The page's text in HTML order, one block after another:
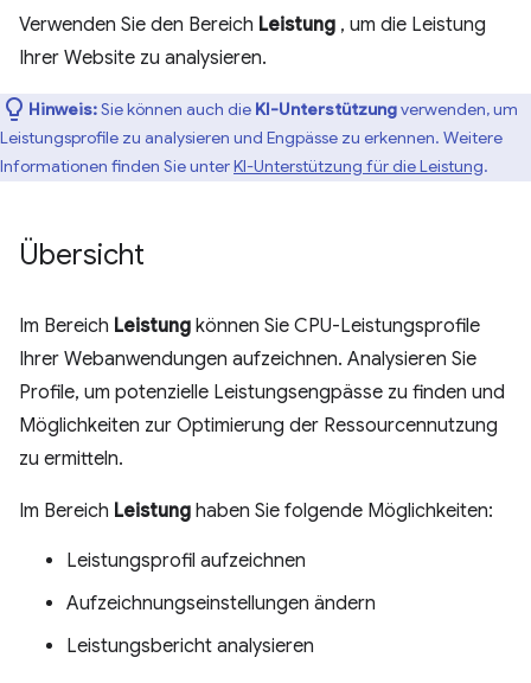
Verwenden Sie den Bereich Leistung , um die Leistung
Ihrer Website zu analysieren.
Hinweis:Sie können auch die KI-Unterstützungverwenden, um
Leistungsprofile zu analysieren und Engpässe zu erkennen. Weitere
Informationen finden Sie unterKI-Unterstützung für die Leistung.
Übersicht
Im Bereich Leistung können Sie CPU-Leistungsprofile
Ihrer Webanwendungen aufzeichnen. Analysieren Sie
Profile, um potenzielle Leistungsengpässe zu finden und
Möglichkeiten zur Optimierung der Ressourcennutzung
zu ermitteln.
Im Bereich Leistung haben Sie folgende Möglichkeiten:
Leistungsprofil aufzeichnen
Aufzeichnungseinstellungen ändern
Leistungsbericht analysieren